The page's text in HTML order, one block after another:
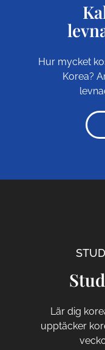
Hur mycket
Korea?
Lär dig
upptäcker